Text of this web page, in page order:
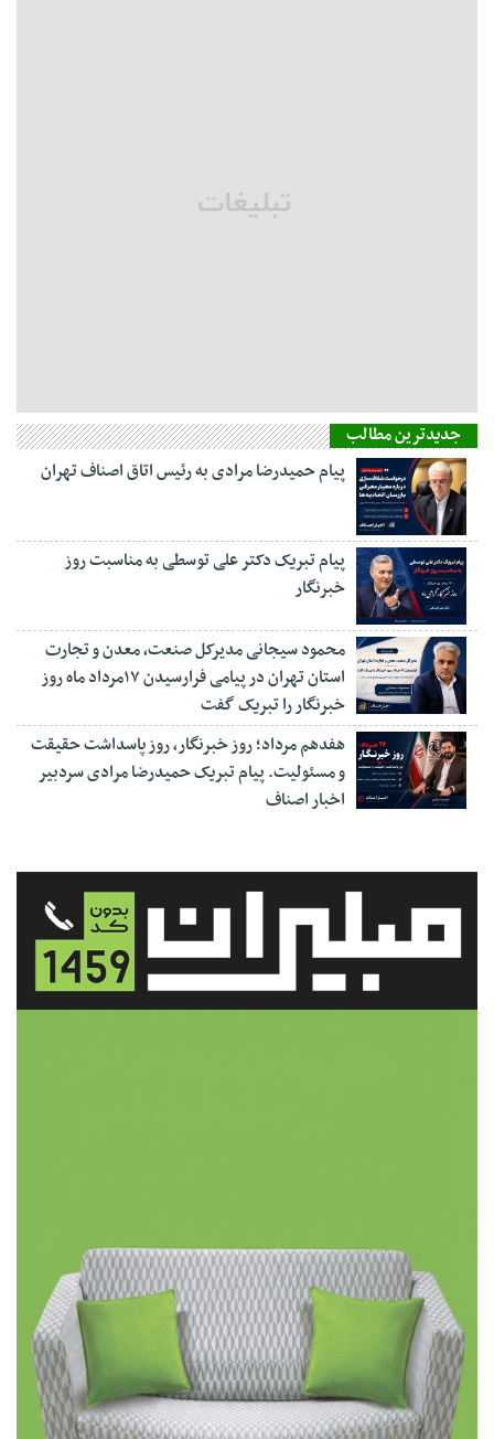
جدیدترین مطالب
پیام حمیدرضا مرادی به رئیس اتاق اصناف تهران
پیام تبریک دکتر علی توسطی به مناسبت روز
خبرنگار
محمود سیجانی مدیرکل صنعت، معدن و تجارت
استان تهران در پیامی فرارسیدن ۱۷مرداد ماه روز
خبرنگار را تبریک گفت
هفدهم مرداد؛ روز خبرنگار، روز پاسداشت حقیقت
و مسئولیت. پیام تبریک حمیدرضا مرادی سردبیر
اخبار اصناف